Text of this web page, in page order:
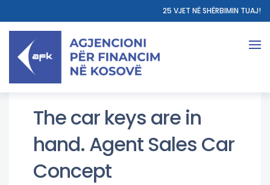
25 VJET NË SHËRBIMIN TUAJ!
The car keys are in
hand. Agent Sales Car
Concept